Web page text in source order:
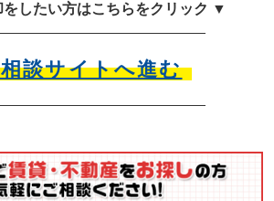
したい方はこちらをクリック ▼
談サイトへ進む